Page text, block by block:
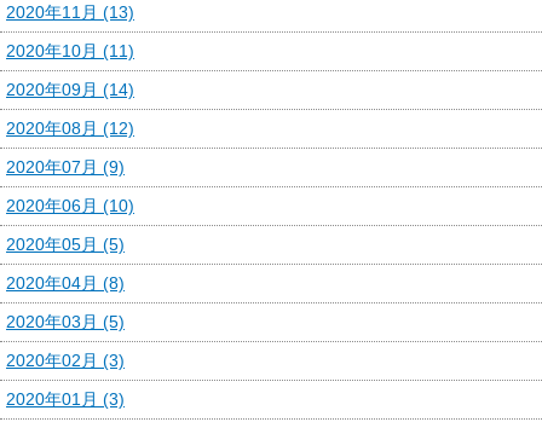
2020年11月 (13)
2020年10月 (11)
2020年09月 (14)
2020年08月 (12)
2020年07月 (9)
2020年06月 (10)
2020年05月 (5)
2020年04月 (8)
2020年03月 (5)
2020年02月 (3)
2020年01月 (3)